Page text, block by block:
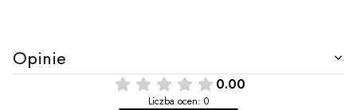
Opinie
0.00
Liczba ocen: 0